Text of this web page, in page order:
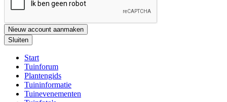
Nieuw account aanmaken
Sluiten
Start
Tuinforum
Plantengids
Tuininformatie
Tuinevenementen